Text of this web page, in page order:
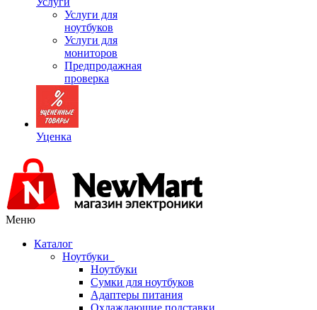
Услуги для
ноутбуков
Услуги для
мониторов
Предпродажная
проверка
Уценка
Меню
Каталог
Ноутбуки
Ноутбуки
Сумки для ноутбуков
Адаптеры питания
Охлаждающие подставки